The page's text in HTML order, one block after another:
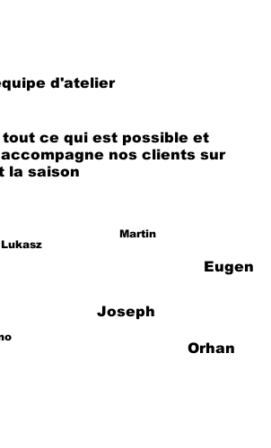
d'atelier
Lukasz
Martin
Joseph
Orhan
ce qui est possible et
nos clients sur
la saison
Eugen